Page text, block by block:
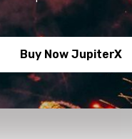
Buy Now JupiterX